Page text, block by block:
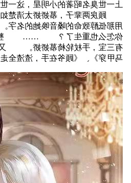
，这一世誉满杏林的国医圣手。
如何让他在缱绻旖旎的深夜，
她的名字。 可是…… 顾爷，
个南城区人尽皆知，顾爷
。 又名《重生后顾爷总想给我
甲穿》、《顾爷在手，渣渣全走》